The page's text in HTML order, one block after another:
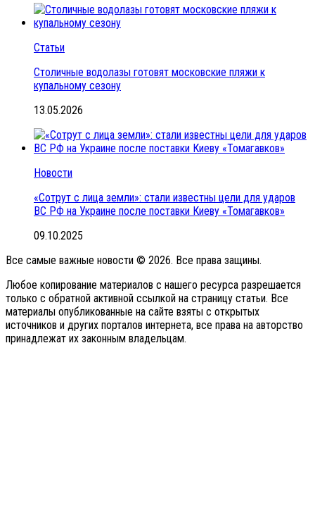
Статьи
Столичные водолазы готовят московские пляжи к
купальному сезону
13.05.2026
Новости
«Сотрут с лица земли»: стали известны цели для ударов
ВС РФ на Украине после поставки Киеву «Томагавков»
09.10.2025
Все самые важные новости © 2026. Все права защины.
Любое копирование материалов с нашего ресурса разрешается
только с обратной активной ссылкой на страницу статьи. Все
материалы опубликованные на сайте взяты с открытых
источников и других порталов интернета, все права на авторство
принадлежат их законным владельцам.